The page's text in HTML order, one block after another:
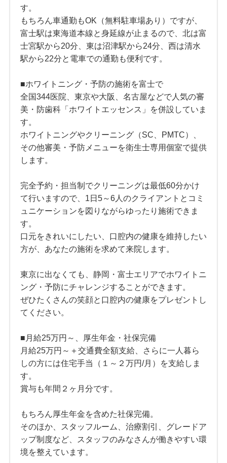
す。
もちろん車通勤もOK（無料駐車場あり）ですが、
富士駅は東海道本線と身延線が止まるので、北は富
士宮駅から20分、東は沼津駅から24分、西は清水
駅から22分と電車での通勤も便利です。
■ホワイトニング・予防の施術を富士で
全国344医院、東京や大阪、名古屋などで人気の審
美・防歯科「ホワイトエッセンス」を併設していま
す。
ホワイトニングやクリーニング（SC、PMTC）、
その他審美・予防メニューを衛生士専用個室で提供
します。
完全予約・担当制でクリーニングは最低60分かけ
て行いますので、1日5～6人のクライアントとコミ
ュニケーションを図りながらゆったり施術できま
す。
口元をきれいにしたい、口腔内の健康を維持したい
方が、あなたの施術を求めて来院します。
東京に出なくても、静岡・富士エリアでホワイトニ
ング・予防にチャレンジすることができます。
ぜひたくさんの笑顔と口腔内の健康をプレゼントし
てください。
■月給25万円～、厚生年金・社保完備
月給25万円～＋交通費全額支給、さらに一人暮ら
しの方には住宅手当（１～２万円/月）を支給しま
す。
賞与も年間２ヶ月分です。
もちろん厚生年金を含めた社保完備。
そのほか、スタッフルーム、治療割引、グレードア
ップ制度など、スタッフのみなさんが働きやすい環
境を整えています。